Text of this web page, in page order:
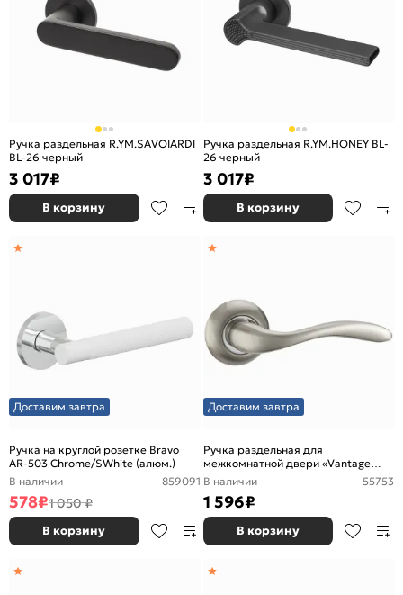
Ручка раздельная R.YM.SAVOIARDI
BL-26 черный
3 017₽
В корзину
Ручка раздельная R.YM.HONEY BL-
26 черный
3 017₽
В корзину
Доставим завтра
Ручка на круглой розетке Bravo
AR-503 Chrome/SWhite (алюм.)
В наличии
859091
578₽1 050 ₽
В корзину
Доставим завтра
Ручка раздельная для
межкомнатной двери «Vantage
V57D» Матовый никель
В наличии 55753
1 596₽
В корзину